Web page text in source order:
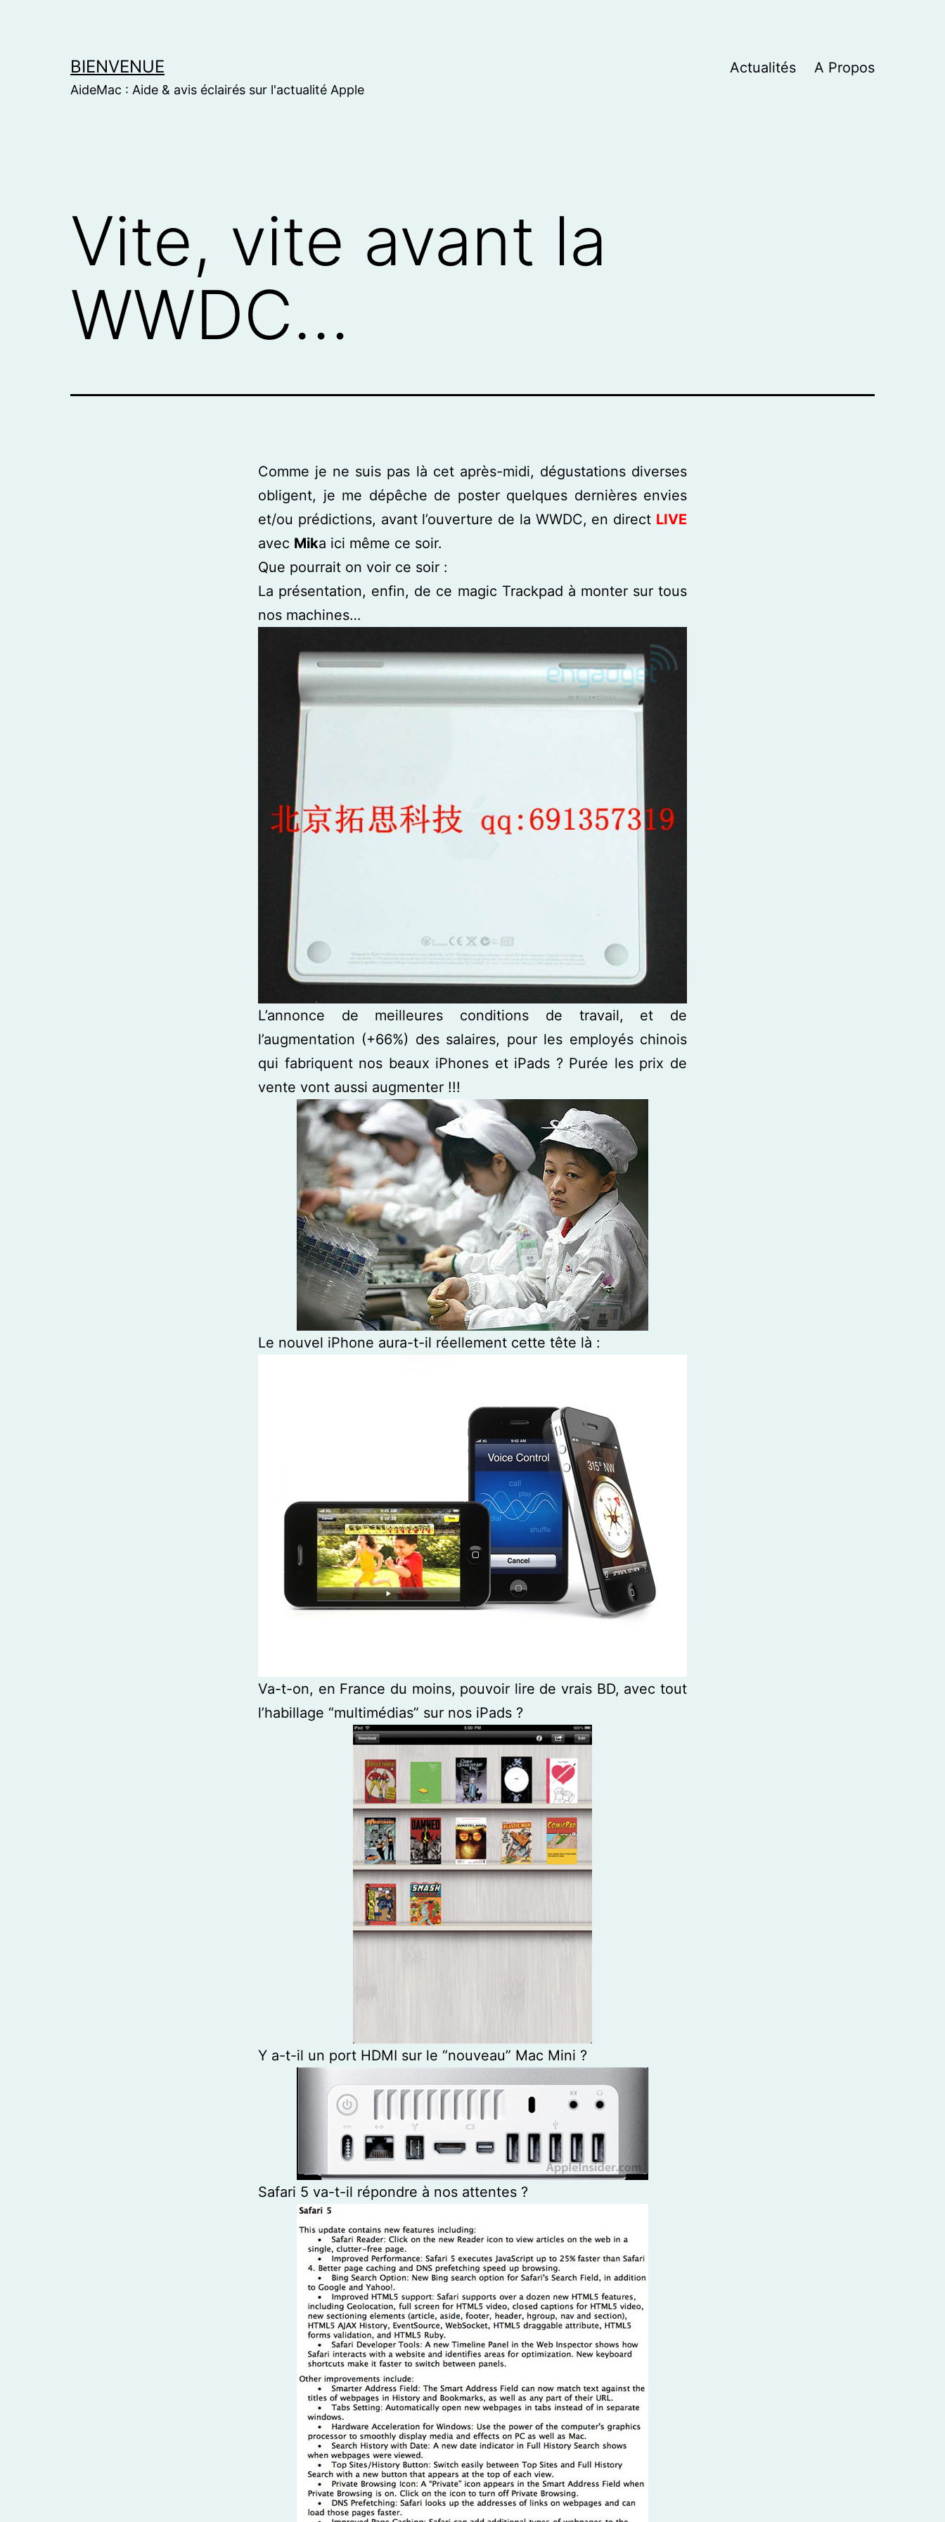
BIENVENUE
AideMac : Aide & avis éclairés sur l'actualité Apple
Actualités A Propos
Vite, vite avant la
WWDC…
Comme je ne suis pas là cet après-midi, dégustations diverses
obligent, je me dépêche de poster quelques dernières envies
et/ou prédictions, avant l’ouverture de la WWDC, en direct LIVE
avec Mika ici même ce soir.
Que pourrait on voir ce soir :
La présentation, enfin, de ce magic Trackpad à monter sur tous
nos machines…
L’annonce de meilleures conditions de travail, et de
l’augmentation (+66%) des salaires, pour les employés chinois
qui fabriquent nos beaux iPhones et iPads ? Purée les prix de
vente vont aussi augmenter !!!
Le nouvel iPhone aura-t-il réellement cette tête là :
Va-t-on, en France du moins, pouvoir lire de vrais BD, avec tout
l’habillage “multimédias” sur nos iPads ?
Y a-t-il un port HDMI sur le “nouveau” Mac Mini ?
Safari 5 va-t-il répondre à nos attentes ?